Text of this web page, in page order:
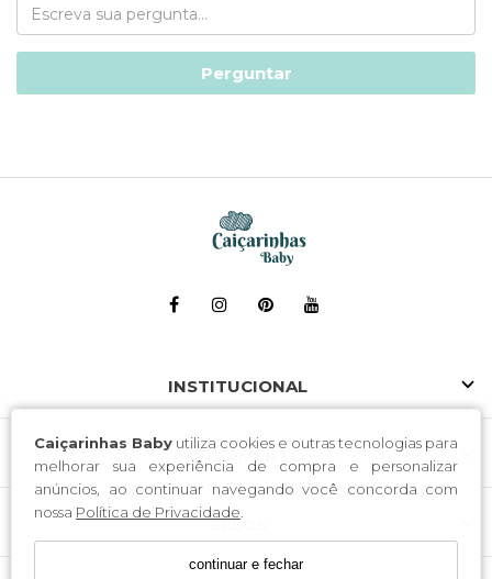
Caiçarinhas Baby utiliza cookies e outras tecnologias para
melhorar sua experiência de compra e personalizar
anúncios, ao continuar navegando você concorda com
nossa Política de Privacidade
continuar e fechar
Perguntar
INSTITUCIONAL
ATENDIMENTO
SELOS